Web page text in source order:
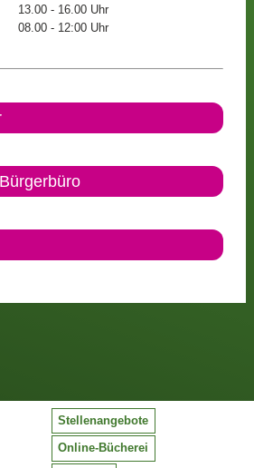
13.00 - 16.00 Uhr
08.00 - 12:00 Uhr
Stellenangebote
Online-Bücherei